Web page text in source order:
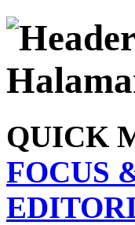
QUICK
FOCUS